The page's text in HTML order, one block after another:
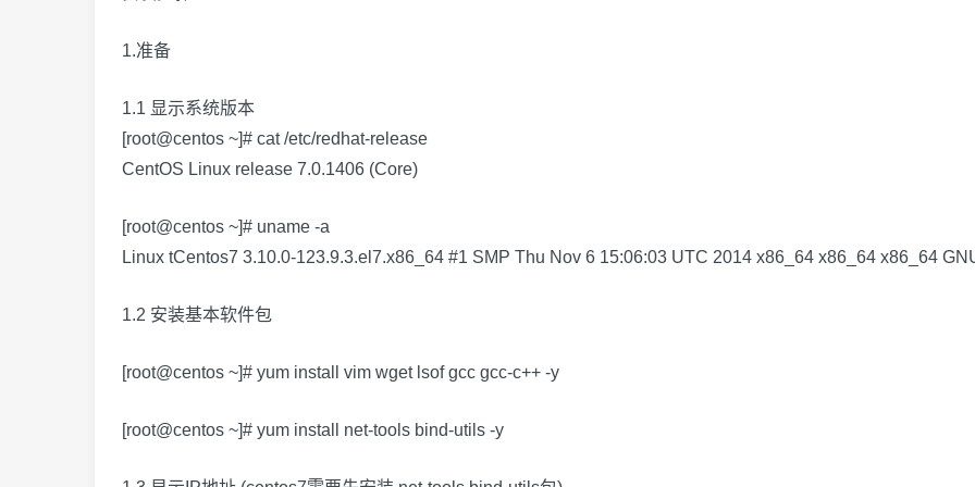
1.准备
1.1 显示系统版本
[root@centos ~]# cat /etc/redhat-release
CentOS Linux release 7.0.1406 (Core)
[root@centos ~]# uname -a
Linux tCentos7 3.10.0-123.9.3.el7.x86_64 #1 SMP Thu Nov 6 15:06:03 UTC 2014 x86_64 x86_64 x86_64
1.2 安装基本软件包
[root@centos ~]# yum install vim wget lsof gcc gcc-c++ -y
[root@centos ~]# yum install net-tools bind-utils -y